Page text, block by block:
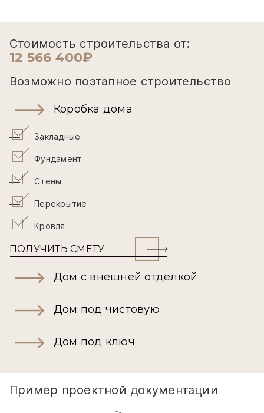
Стоимость строительства от:
12 566 400₽
Возможно поэтапное строительство
Коробка дома
Закладные
Фундамент
Стены
Перекрытие
Кровля
ПОЛУЧИТЬ СМЕТУ
Дом с внешней отделкой
Дом под чистовую
Дом под ключ
Пример проектной документации